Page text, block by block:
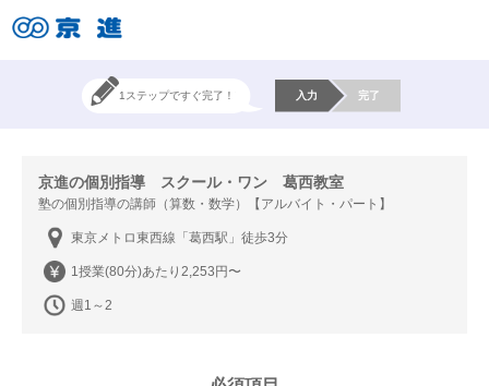
1ステップですぐ完了！ 入力 完了
京進の個別指導 スクール・ワン 葛西教室
塾の個別指導の講師（算数・数学）【アルバイト・パート】
東京メトロ東西線「葛西駅」徒歩3分
1授業(80分)あたり2,253円〜
週1～2